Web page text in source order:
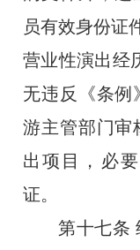
员有效身份证
营业性演出经
无违反《条例
游主管部门审
出项目，必
证。
第十七条